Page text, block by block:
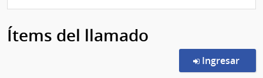
Ítems del llamado
Ingresar